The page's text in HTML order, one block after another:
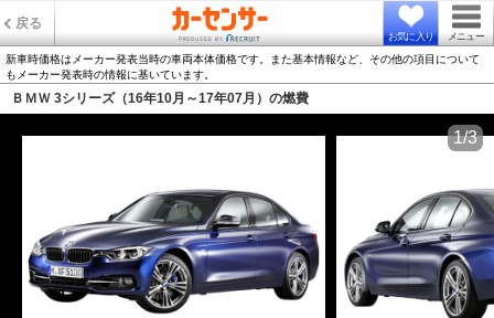
戻る
お気に入り メニュー
新車時価格はメーカー発表当時の車両本体価格です。また基本情報など、その他の項目について
もメーカー発表時の情報に基いています。
ＢＭＷ 3シリーズ（16年10月～17年07月）の燃費
1/3